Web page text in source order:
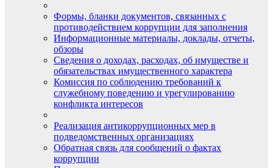
Формы, бланки документов, связанных с
противодействием коррупции для заполнения
Информационные материалы, доклады, отчеты,
обзоры
Сведения о доходах, расходах, об имуществе и
обязательствах имущественного характера
Комиссия по соблюдению требований к
служебному поведению и урегулированию
конфликта интересов
Реализация антикоррупционных мер в
подведомственных организациях
Обратная связь для сообщений о фактах
коррупции